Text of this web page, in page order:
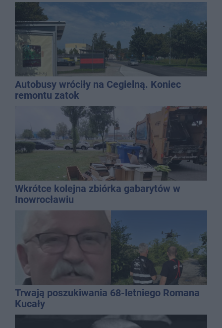
Autobusy wróciły na Cegielną. Koniec
remontu zatok
Wkrótce kolejna zbiórka gabarytów w
Inowrocławiu
Trwają poszukiwania 68-letniego Romana
Kucały